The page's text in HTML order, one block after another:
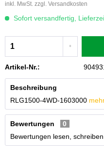
inkl. MwSt. zzgl. Versandkosten
Sofort versandfertig,
Artikel-Nr.:
Beschreibung
RLG1500-4WD-1603000
Bewertungen
0
Bewertungen lesen, schreiben